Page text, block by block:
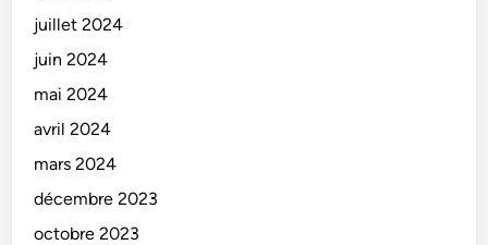
juillet 2024
juin 2024
mai 2024
avril 2024
mars 2024
décembre 2023
octobre 2023